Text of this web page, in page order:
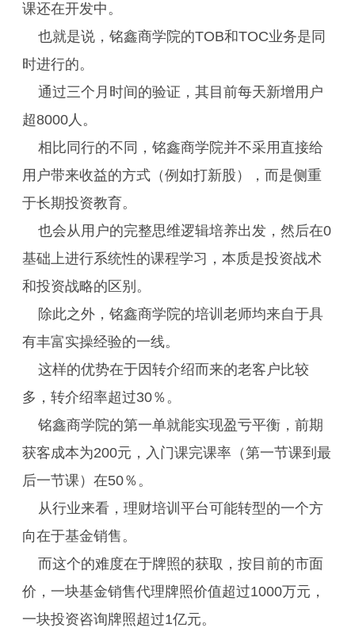
课还在开发中。
也就是说，铭鑫商学院的TOB和TOC业务是同
时进行的。
通过三个月时间的验证，其目前每天新增用户
超8000人。
相比同行的不同，铭鑫商学院并不采用直接给
用户带来收益的方式（例如打新股），而是侧重
于长期投资教育。
也会从用户的完整思维逻辑培养出发，然后在0
基础上进行系统性的课程学习，本质是投资战术
和投资战略的区别。
除此之外，铭鑫商学院的培训老师均来自于具
有丰富实操经验的一线。
这样的优势在于因转介绍而来的老客户比较
多，转介绍率超过30％。
铭鑫商学院的第一单就能实现盈亏平衡，前期
获客成本为200元，入门课完课率（第一节课到最
后一节课）在50％。
从行业来看，理财培训平台可能转型的一个方
向在于基金销售。
而这个的难度在于牌照的获取，按目前的市面
价，一块基金销售代理牌照价值超过1000万元，
一块投资咨询牌照超过1亿元。